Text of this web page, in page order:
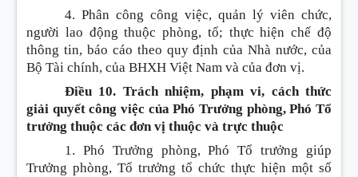
4. Phân công công việc, quản lý viên chức,
người lao động thuộc phòng, tổ; thực hiện chế độ
thông tin, báo cáo theo quy định của Nhà nước, của
Bộ Tài chính, của BHXH Việt Nam và của đơn vị.
Điều 10. Trách nhiệm, phạm vi, cách thức
giải quyết công việc của Phó Trưởng phòng, Phó Tổ
trưởng thuộc các đơn vị thuộc và trực thuộc
1. Phó Trưởng phòng, Phó Tổ trưởng giúp
Trưởng phòng, Tổ trưởng tổ chức thực hiện một số